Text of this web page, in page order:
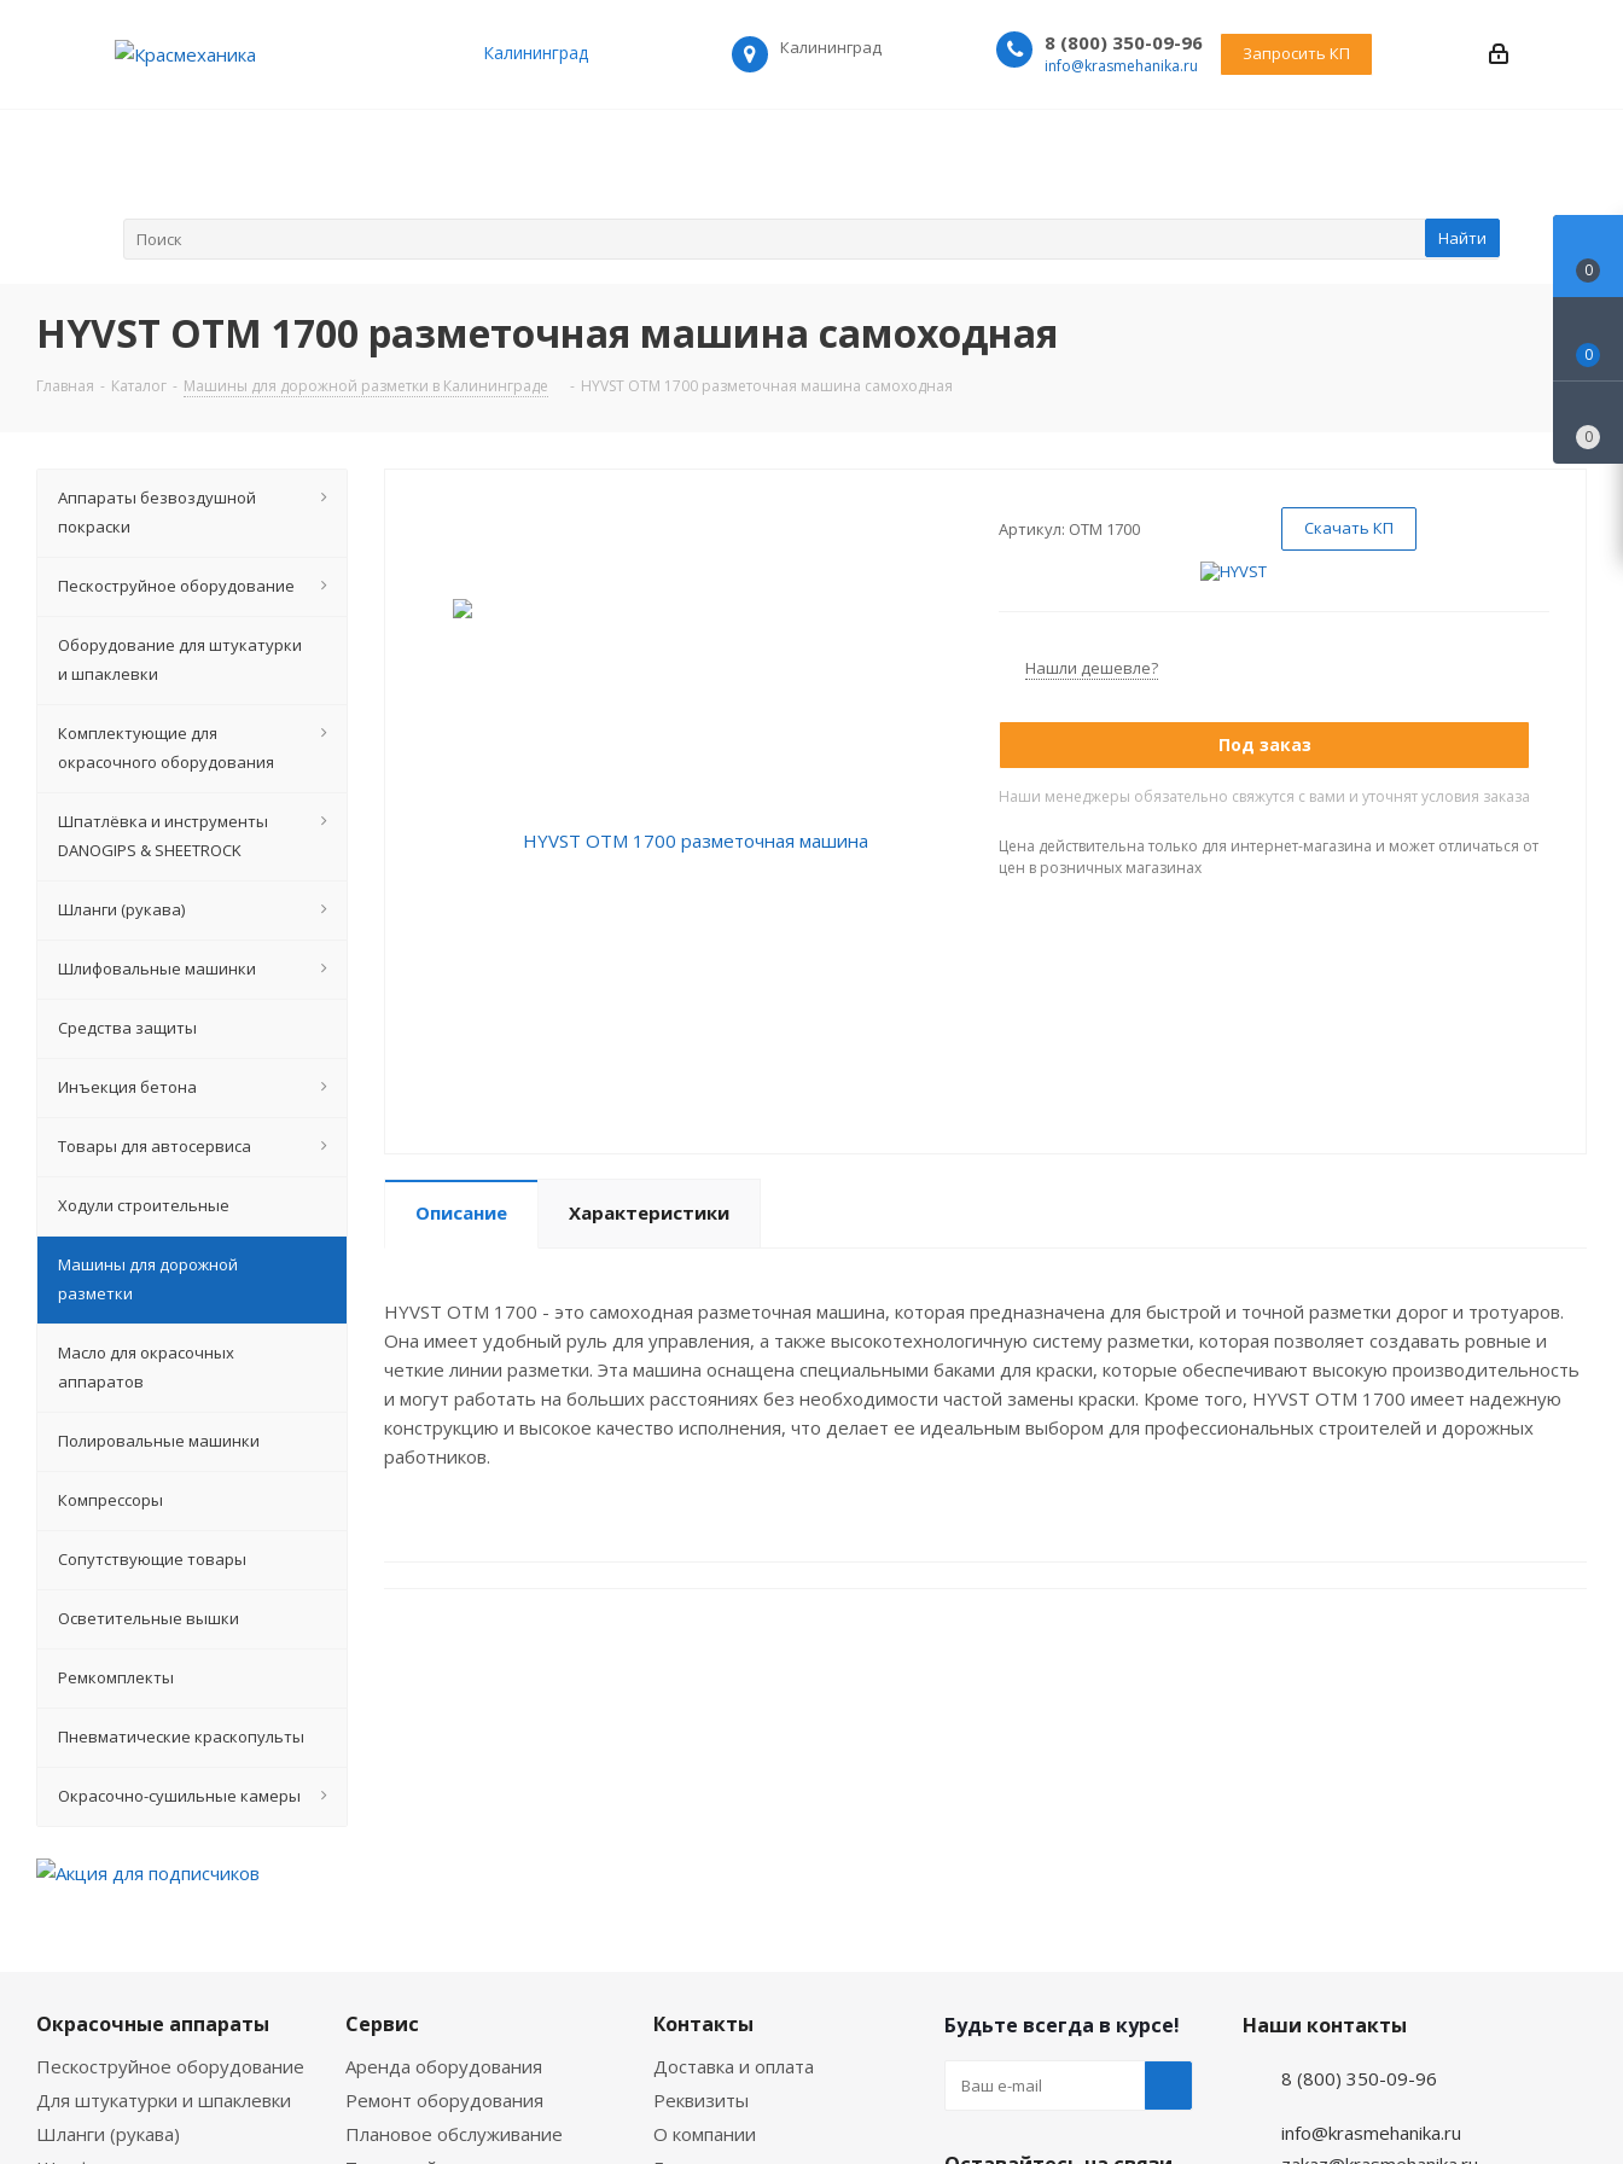
Калининград Калининград 8 (800) 350-09-96
info@krasmehanika.ru
Запросить КП
Найти
HYVST OTM 1700 разметочная машина самоходная
Главная - Каталог - Машины для дорожной разметки в Калининграде - HYVST OTM 1700 разметочная машина самоходная
Артикул: OTM 1700 Скачать КП
Нашли дешевле?
Под заказ
Наши менеджеры обязательно свяжутся с вами и уточнят условия заказа
Цена действительна только для интернет-магазина и может отличаться от
цен в розничных магазинах
Описание Характеристики
HYVST OTM 1700 - это самоходная разметочная машина, которая предназначена для быстрой и точной разметки дорог и тротуаров.
Она имеет удобный руль для управления, а также высокотехнологичную систему разметки, которая позволяет создавать ровные и
четкие линии разметки. Эта машина оснащена специальными баками для краски, которые обеспечивают высокую производительность
и могут работать на больших расстояниях без необходимости частой замены краски. Кроме того, HYVST OTM 1700 имеет надежную
конструкцию и высокое качество исполнения, что делает ее идеальным выбором для профессиональных строителей и дорожных
работников.
Аппараты безвоздушной
покраски
Пескоструйное оборудование
Оборудование для штукатурки
и шпаклевки
Комплектующие для
окрасочного оборудования
Шпатлёвка и инструменты
DANOGIPS & SHEETROCK
Шланги (рукава)
Шлифовальные машинки
Средства защиты
Инъекция бетона
Товары для автосервиса
Ходули строительные
Машины для дорожной
разметки
Масло для окрасочных
аппаратов
Полировальные машинки
Компрессоры
Сопутствующие товары
Осветительные вышки
Ремкомплекты
Пневматические краскопульты
Окрасочно-сушильные камеры
Окрасочные аппараты
Пескоструйное оборудование
Для штукатурки и шпаклевки
Шланги (рукава)
Сервис
Аренда оборудования
Ремонт оборудования
Плановое обслуживание
Контакты
Доставка и оплата
Реквизиты
О компании
Будьте всегда в курсе! Наши контакты
8 (800) 350-09-96
info@krasmehanika.ru
0
0
0